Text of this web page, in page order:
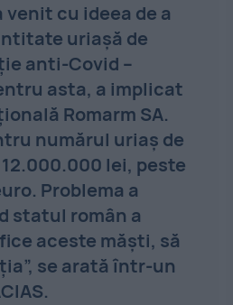
venit cu ideea de a
uriașă de
anti-Covid –
asta, a implicat
Romarm SA.
numărul uriaș de
lei, peste
Problema a
statul român a
aceste măști, să
se arată într-un